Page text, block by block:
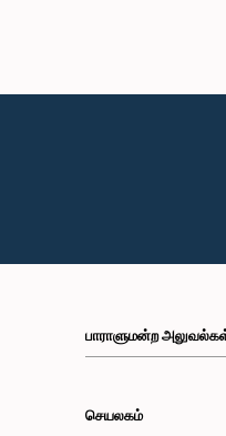
பாராளுமன்ற
செயலகம்